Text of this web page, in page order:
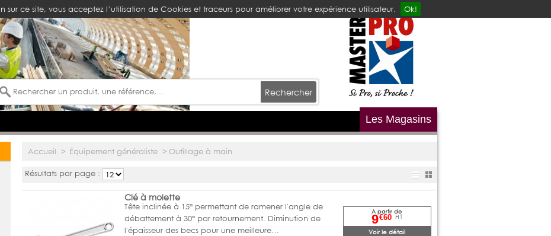
sur ce site, vous acceptez l’utilisation de Cookies et traceurs pour améliorer votre expérience utilisateur. Ok!
Rechercher
Les Magasins
Accueil > Équipement généraliste > Outillage à main
Résultats par page :
Clé à molette
Tête inclinée à 15° permettant de ramener l'angle de
débattement à 30° par retournement. Diminution de
l'épaisseur des becs pour une meilleure…
A partir de
9€60 HT
Voir le détail